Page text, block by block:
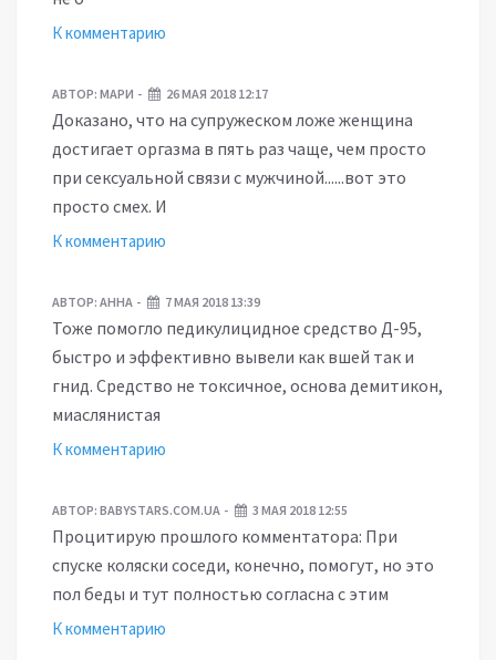
К комментарию
АВТОР: МАРИ 26 МАЯ 2018 12:17
Доказано, что на супружеском ложе женщина
достигает оргазма в пять раз чаще, чем просто
при сексуальной связи с мужчиной......вот это
просто смех. И
К комментарию
АВТОР: АННА 7 МАЯ 2018 13:39
Тоже помогло педикулицидное средство Д-95,
быстро и эффективно вывели как вшей так и
гнид. Средство не токсичное, основа демитикон,
миаслянистая
К комментарию
АВТОР: BABYSTARS.COM.UA 3 МАЯ 2018 12:55
Процитирую прошлого комментатора: При
спуске коляски соседи, конечно, помогут, но это
пол беды и тут полностью согласна с этим
К комментарию